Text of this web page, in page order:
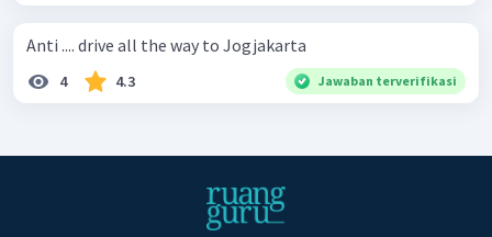
Anti .... drive all the way to Jogjakarta
4 4.3 Jawaban terverifikasi